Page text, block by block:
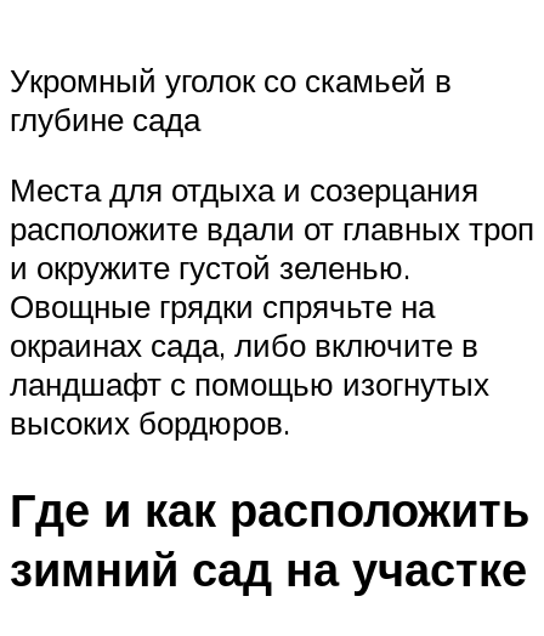
Укромный уголок со скамьей в
глубине сада
Места для отдыха и созерцания
расположите вдали от главных троп
и окружите густой зеленью.
Овощные грядки спрячьте на
окраинах сада, либо включите в
ландшафт с помощью изогнутых
высоких бордюров.
Где и как расположить
зимний сад на участке